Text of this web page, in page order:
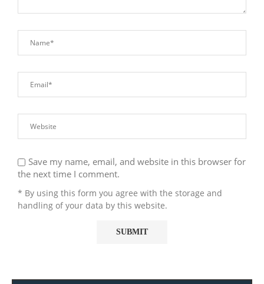
Save my name, email, and website in this browser for
the next time I comment.
* By using this form you agree with the storage and
handling of your data by this website.